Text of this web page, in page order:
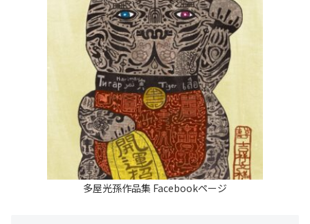
多屋光孫作品集 Facebookページ